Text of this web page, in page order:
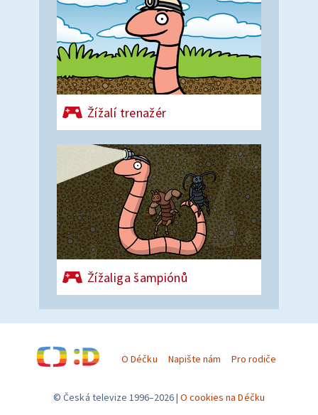
Žížalí trenažér
Žížaliga šampiónů
O Déčku Napište nám Pro rodiče
© Česká televize 1996–2026 O cookies na Déčku